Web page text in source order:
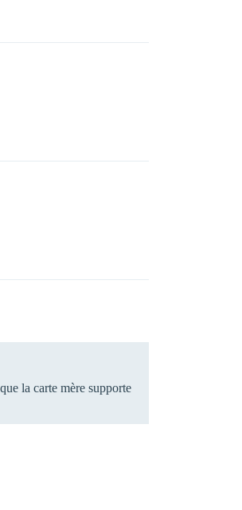
la carte mère supporte